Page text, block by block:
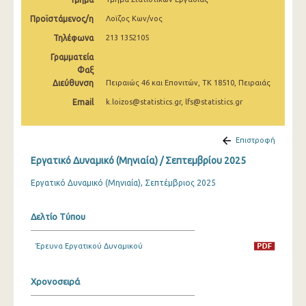
Φεβρουαρίου 2025
Ιανουαρίου 2025
Δεκεμβρίου 2024
Νοεμβρίου 2024
Σεπτεμβρίου 2024
Αυγούστου 2024
Ιουνίου 2024
Απριλίου 2024
Προϊστάμενος/η Λοϊζος Κων/νος
Τηλέφωνα 213 1352105
Γραμματεία
Φαξ
Διεύθυνση
Πειραιώς 46 και Επονιτών, ΤΚ 18510, Πειραιάς
Email k.loizos@statistics.gr, lfs@statistics.gr
Επιστροφή
Εργατικό Δυναμικό (Μηνιαία) / Σεπτεμβρίου 2025
Εργατικό Δυναμικό (Μηνιαία), Σεπτέμβριος 2025
Δελτίο Τύπου
Έρευνα Εργατικού Δυναμικού
Χρονοσειρά